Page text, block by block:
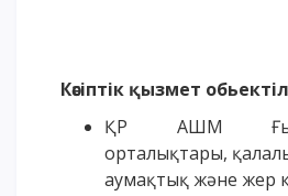
Кәсіптік қызмет
ҚР АШМ
орталықтары,
аумақтық және жер